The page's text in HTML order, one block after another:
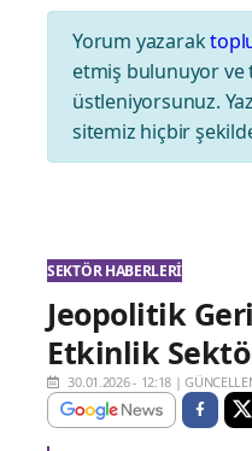
Yorum yazarak
etmiş bulunuyor
üstleniyorsunuz.
sitemiz hiçbir
SEKTÖR HABERLERI
Jeopolitik
Etkinlik
30.01.2026 - 12:18 |